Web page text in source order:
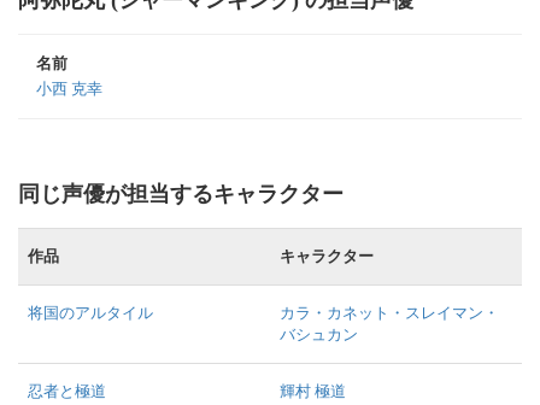
名前
小西 克幸
同じ声優が担当するキャラクター
作品 キャラクター
将国のアルタイル
カラ・カネット・スレイマン・
バシュカン
忍者と極道 輝村 極道